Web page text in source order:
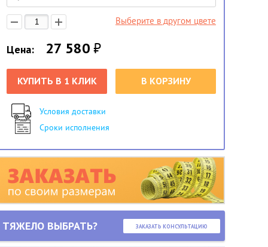
Выберите в другом цвете
Цена: 27 580₽
КУПИТЬ В 1 КЛИК В КОРЗИНУ
Условия доставки
Сроки исполнения
ТЯЖЕЛО ВЫБРАТЬ? ЗАКАЗАТЬ КОНСУЛЬТАЦИЮ